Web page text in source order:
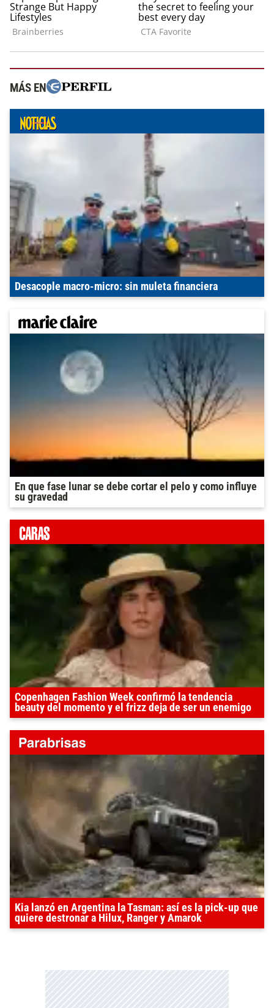
MÁS EN
Desacople macro-micro: sin muleta financiera
En que fase lunar se debe cortar el pelo y como influye
su gravedad
Copenhagen Fashion Week confirmó la tendencia
beauty del momento y el frizz deja de ser un enemigo
Kia lanzó en Argentina la Tasman: así es la pick-up que
quiere destronar a Hilux, Ranger y Amarok